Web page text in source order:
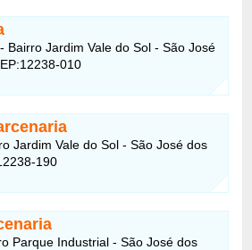
Bairro Jardim Vale do Sol - São José
010
Jardim Vale do Sol - São José dos
190
Parque Industrial - São José dos